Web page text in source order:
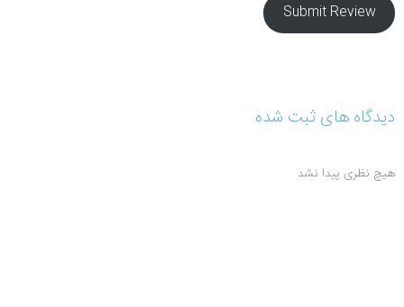
Submit Review
دیدگاه های ثبت شده
هیچ نظری پیدا نشد